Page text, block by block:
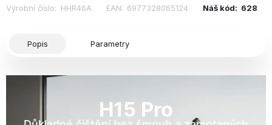
Výrobní číslo: HHR46A EAN: 6977328065124 Náš kód: 628
Popis Parametry